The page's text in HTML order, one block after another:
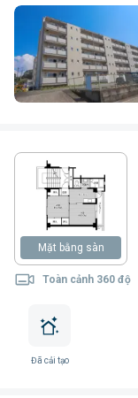
Mặt bằng sàn
Toàn cảnh 360 độ
Đã cải tạo